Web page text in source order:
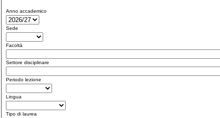
Anno accademico
Sede
Facoltà
Settore disciplinare
Periodo lezione
Lingua
Tipo di laurea